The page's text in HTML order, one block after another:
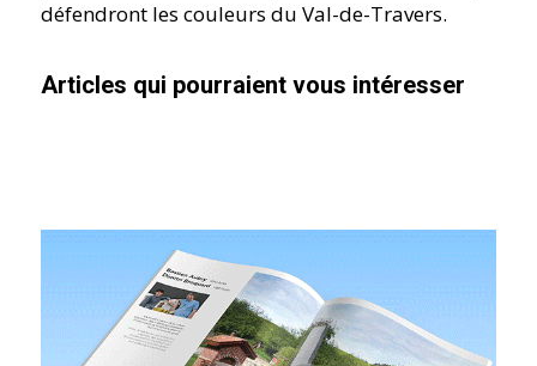
défendront les couleurs du Val-de-Travers.
Articles qui pourraient vous intéresser